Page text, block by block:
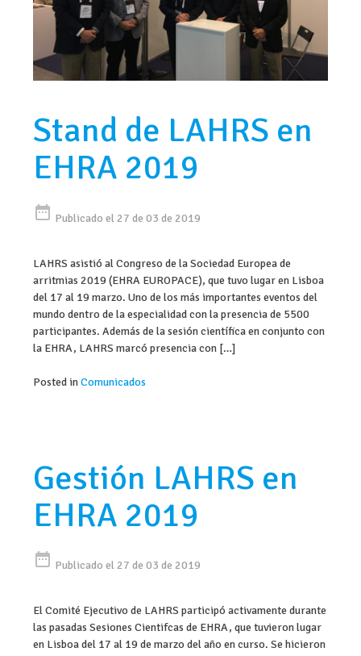
Stand de LAHRS en
EHRA 2019
date_range Publicado el 27 de 03 de 2019
LAHRS asistió al Congreso de la Sociedad Europea de
arritmias 2019 (EHRA EUROPACE), que tuvo lugar en Lisboa
del 17 al 19 marzo. Uno de los más importantes eventos del
mundo dentro de la especialidad con la presencia de 5500
participantes. Además de la sesión científica en conjunto con
la EHRA, LAHRS marcó presencia con […]
Posted inComunicados
Gestión LAHRS en
EHRA 2019
date_range Publicado el 27 de 03 de 2019
El Comité Ejecutivo de LAHRS participó activamente durante
las pasadas Sesiones Cientifcas de EHRA, que tuvieron lugar
en Lisboa del 17 al 19 de marzo del año en curso. Se hicieron